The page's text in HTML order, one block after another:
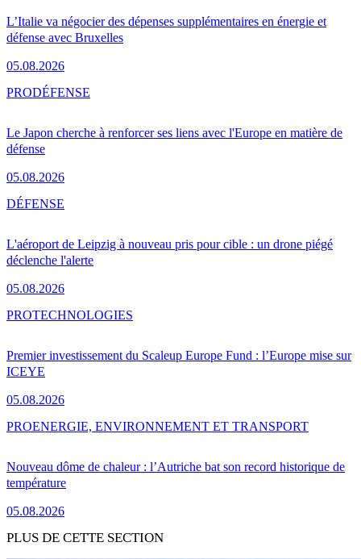
L’Italie va négocier des dépenses supplémentaires en énergie et
défense avec Bruxelles
05.08.2026
Le Japon cherche à renforcer ses liens avec l'Europe en matière de
défense
05.08.2026
PRODÉFENSE
L'aéroport de Leipzig à nouveau pris pour cible : un drone piégé
déclenche l'alerte
05.08.2026
DÉFENSE
Premier investissement du Scaleup Europe Fund : l’Europe mise sur
ICEYE
05.08.2026
PROTECHNOLOGIES
Nouveau dôme de chaleur : l’Autriche bat son record historique de
température
05.08.2026
PROENERGIE, ENVIRONNEMENT ET TRANSPORT
PLUS DE CETTE SECTION